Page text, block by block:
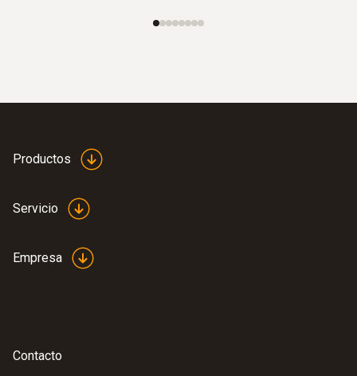
Productos
Servicio
Empresa
Contacto